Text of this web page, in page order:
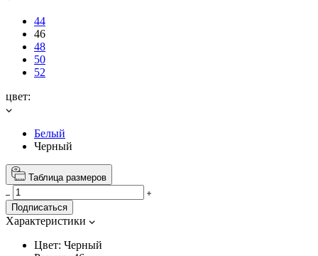
44
46
48
50
52
цвет:
Белый
Черный
Таблица размеров
Подписаться
Характеристики
Цвет: Черный